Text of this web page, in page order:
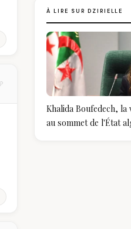
À LIRE SUR DZIRIELLE
Khalida Boufedech, la
au sommet de l'État